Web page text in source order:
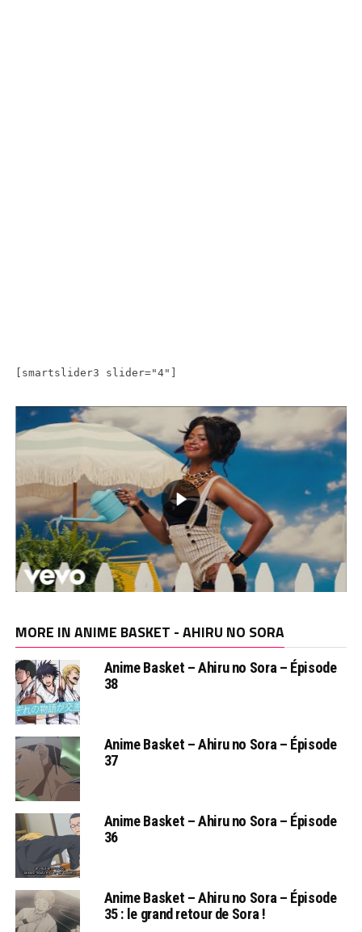
[smartslider3 slider="4"]
MORE IN ANIME BASKET - AHIRU NO SORA
Anime Basket – Ahiru no Sora – Épisode
38
Anime Basket – Ahiru no Sora – Épisode
37
Anime Basket – Ahiru no Sora – Épisode
36
Anime Basket – Ahiru no Sora – Épisode
35 : le grand retour de Sora !